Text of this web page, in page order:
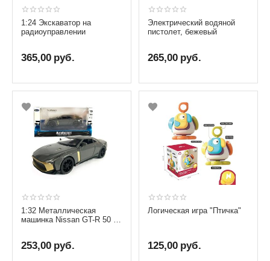
1:24 Экскаватор на
радиоуправлении
365,00 руб.
Электрический водяной
пистолет, бежевый
265,00 руб.
1:32 Металлическая
машинка Nissan GT-R 50 от
253,00 руб.
Логическая игра "Птичка"
125,00 руб.